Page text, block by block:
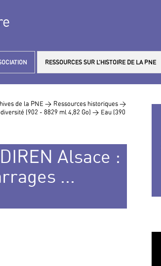
RESSOURCES SUR L’HISTOIRE DE LA PNE
de la PNE > Ressources historiques >
(902 - 8829 ml 4,82 Go) > Eau (390
Alsace :
...